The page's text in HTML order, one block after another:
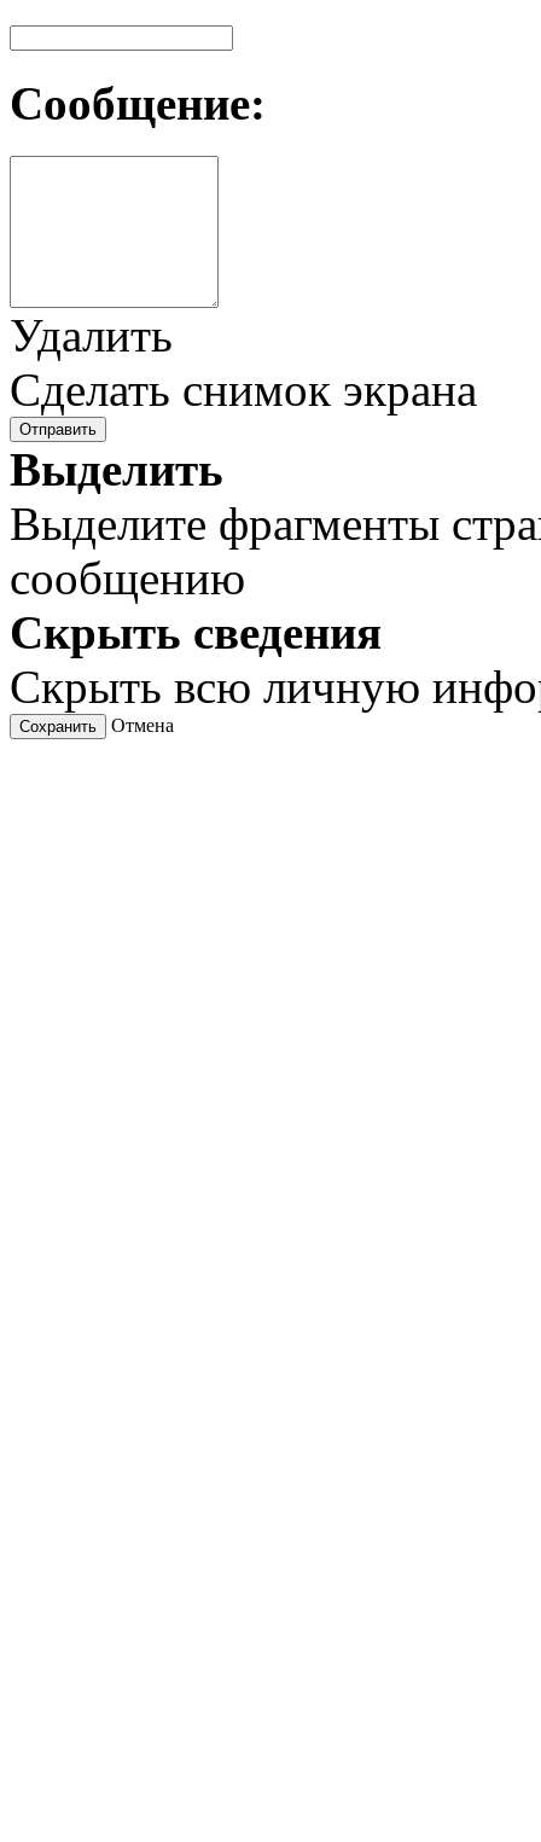
Сообщение:
Удалить
Сделать снимок экрана
Отправить
Выделить
Выделите фрагменты
сообщению
Скрыть сведения
Скрыть всю личную
Сохранить Отмена